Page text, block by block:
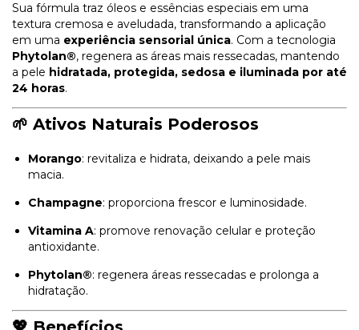
Sua fórmula traz óleos e essências especiais em uma
textura cremosa e aveludada, transformando a aplicação
em uma experiência sensorial única. Com a tecnologia
Phytolan®, regenera as áreas mais ressecadas, mantendo
a pele hidratada, protegida, sedosa e iluminada por até
24 horas.
🌱 Ativos Naturais Poderosos
Morango: revitaliza e hidrata, deixando a pele mais
macia.
Champagne: proporciona frescor e luminosidade.
Vitamina A: promove renovação celular e proteção
antioxidante.
Phytolan®: regenera áreas ressecadas e prolonga a
hidratação.